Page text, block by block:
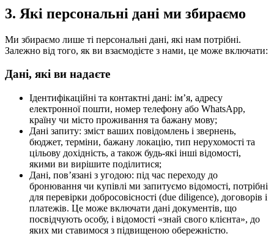
3. Які персональні дані ми збираємо
Ми збираємо лише ті персональні дані, які нам потрібні.
Залежно від того, як ви взаємодієте з нами, це може включати:
Дані, які ви надаєте
Ідентифікаційні та контактні дані: імʼя, адресу
електронної пошти, номер телефону або WhatsApp,
країну чи місто проживання та бажану мову;
Дані запиту: зміст ваших повідомлень і звернень,
бюджет, терміни, бажану локацію, тип нерухомості та
цільову дохідність, а також будь-які інші відомості,
якими ви вирішите поділитися;
Дані, повʼязані з угодою: під час переходу до
бронювання чи купівлі ми запитуємо відомості, потрібні
для перевірки добросовісності (due diligence), договорів і
платежів. Це може включати дані документів, що
посвідчують особу, і відомості «знай свого клієнта», до
яких ми ставимося з підвищеною обережністю.